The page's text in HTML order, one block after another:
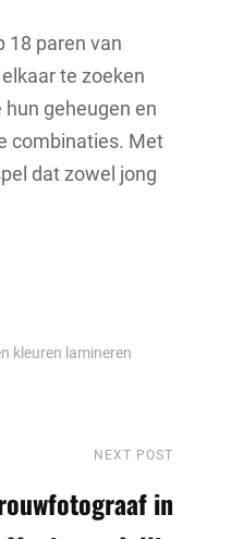
18 paren van
te zoeken
geheugen en
combinaties. Met
dat zowel jong
kleuren lamineren
NEXT POST
in